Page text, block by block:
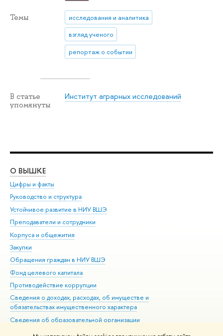
Темы
исследования и аналитика
взгляд ученого
репортаж о событии
В статье
упомянуты
Институт аграрных исследований
О ВЫШКЕ
Цифры и факты
Руководство и структура
Устойчивое развитие в НИУ ВШЭ
Преподаватели и сотрудники
Корпуса и общежития
Закупки
Обращения граждан в НИУ ВШЭ
Фонд целевого капитала
Противодействие коррупции
Сведения о доходах, расходах, об имуществе и
обязательствах имущественного характера
Сведения об образовательной организации
Людям с ограниченными возможностями здоровья